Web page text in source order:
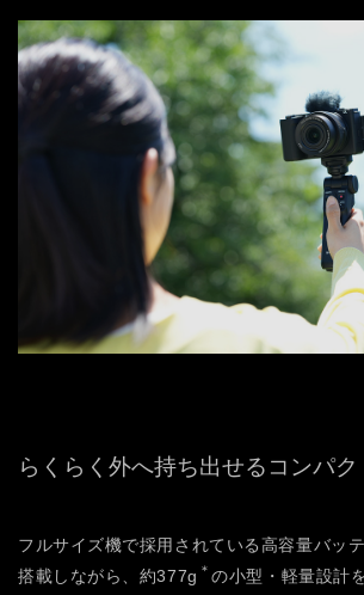
らくらく外へ持ち出せるコンパク
フルサイズ機で採用されている高容量バッ
搭載しながら、約377g ＊ の小型・軽量設計